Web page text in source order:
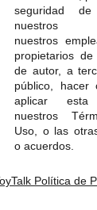
seguridad de
nuestros
nuestros
propietarios de
de autor, a
público, hacer
aplicar esta
nuestros
Uso, o las
o acuerdos.
Política de